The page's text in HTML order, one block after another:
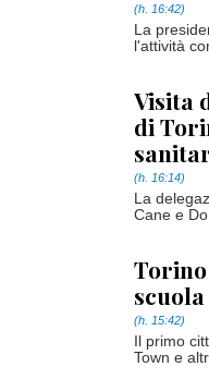
(h. 16:42)
La
l'attività
Visita
di
(h. 16:14)
La
Cane e
Torino
(h. 15:42)
Il primo
Town e